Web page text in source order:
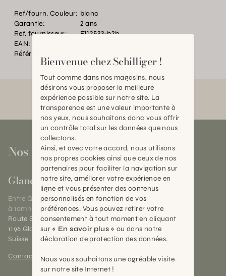
Ref/fourn. Couleur: blanc
Garantie:
2 ans
Ref. fournisseur:
F112533-b2b
EAN:
Référence:
Nos magasins
Gland
Entre Genève et Lausanne,
à 10mn de Nyon
Route Suisse 40
1196 Gland (VD)
Suisse
Contact et horaires
Bienvenue chez Schilliger !
Tout comme dans nos magasins, nous
désirons vous proposer la meilleure
expérience possible sur notre site. La
transparence est une valeur importante à
nos yeux, nous souhaitons donc vous offrir
un contrôle total sur les données que nous
collectons.
Ainsi, et avec votre accord, nous utilisons
nos propres cookies ainsi que ceux de nos
partenaires pour faciliter la navigation sur
notre site, améliorer votre expérience en
ligne et vous présenter des contenus
personnalisés en fonction de vos
préférences. Vous pouvez retirer votre
consentement à tout moment en cliquant
sur « En savoir plus » ou dans notre
déclaration de protection des données.
Nous vous souhaitons une agréable visite
sur notre site Internet !